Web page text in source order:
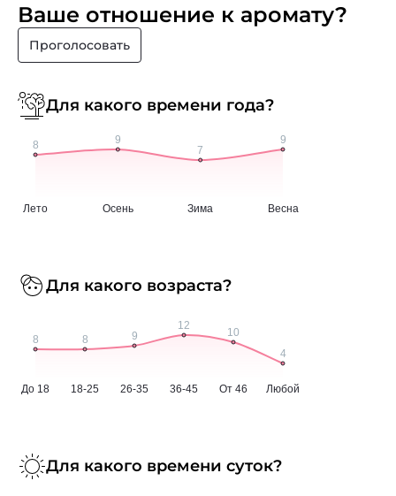
Ваше отношение к аромату?
Проголосовать
Для какого времени года?
Для какого возраста?
Для какого времени суток?